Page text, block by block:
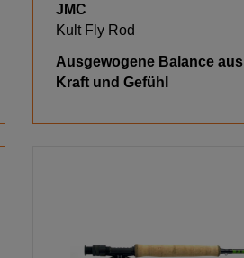
JMC
Kult Fly Rod
Ausgewogene Balance aus
Kraft und Gefühl